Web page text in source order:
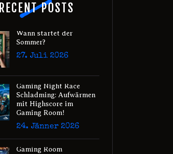
RECENT POSTS
Wann startet der
Sommer?
27. Juli 2026
Gaming Night Race
Schladming: Aufwärmen
mit Highscore im
Gaming Room!
24. Jänner 2026
Gaming Room